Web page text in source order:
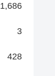
1,686
3
428